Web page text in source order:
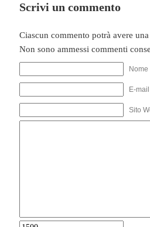
Scrivi un commento
Ciascun commento potrà avere
Non sono ammessi commenti
E-
Sito